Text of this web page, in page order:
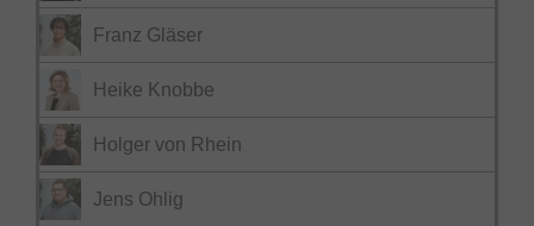
Franz Gläser
Heike Knobbe
Holger von Rhein
Jens Ohlig